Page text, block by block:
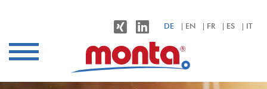
DE EN FR ES IT